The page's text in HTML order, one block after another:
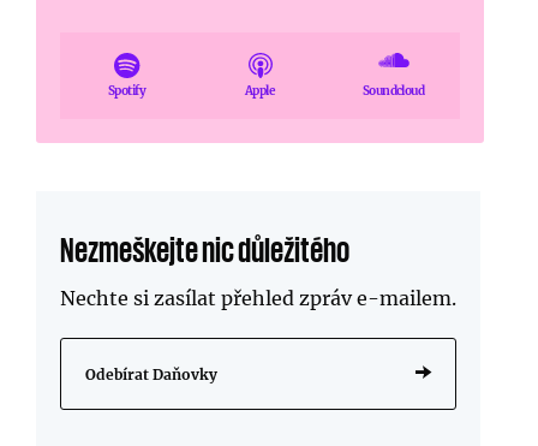
Spotify Apple Soundcloud
Nezmeškejte nic důležitého
Nechte si zasílat přehled zpráve-mailem.
Odebírat Daňovky